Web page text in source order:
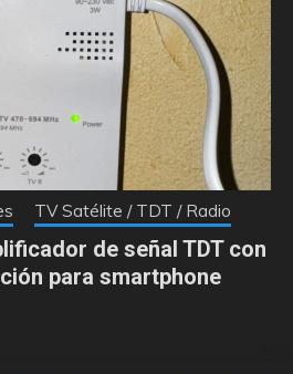
TV Satélite / TDT / Radio
de señal TDT con
para smartphone